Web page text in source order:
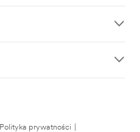
Polityka prywatności